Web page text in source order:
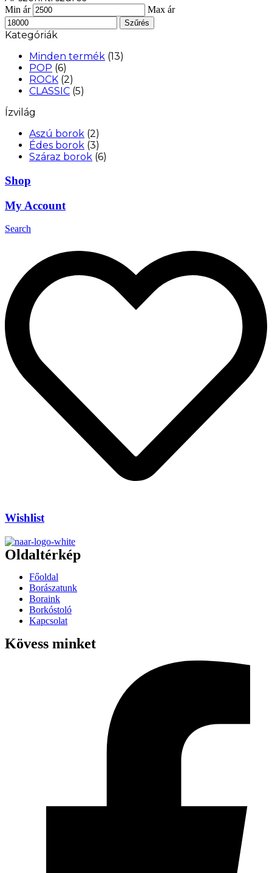
Min ár Max ár
Szűrés
Kategóriák
Minden termék (13)
POP (6)
ROCK (2)
CLASSIC (5)
Ízvilág
Aszú borok (2)
Édes borok (3)
Száraz borok (6)
Shop
My Account
Search
Wishlist
Oldaltérkép
Főoldal
Borászatunk
Boraink
Borkóstoló
Kapcsolat
Kövess minket